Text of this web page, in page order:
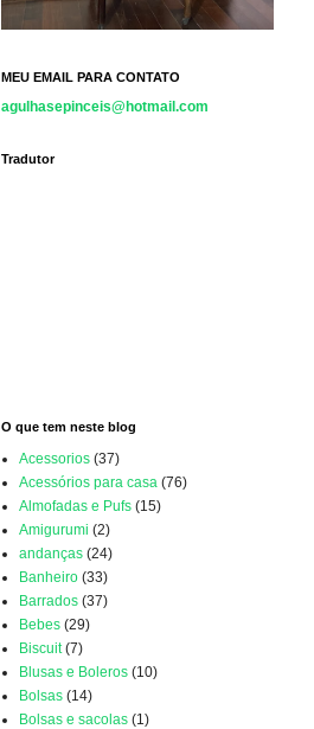
MEU EMAIL PARA CONTATO
agulhasepinceis@hotmail.com
Tradutor
O que tem neste blog
Acessorios (37)
Acessórios para casa (76)
Almofadas e Pufs (15)
Amigurumi (2)
andanças (24)
Banheiro (33)
Barrados (37)
Bebes (29)
Biscuit (7)
Blusas e Boleros (10)
Bolsas (14)
Bolsas e sacolas (1)